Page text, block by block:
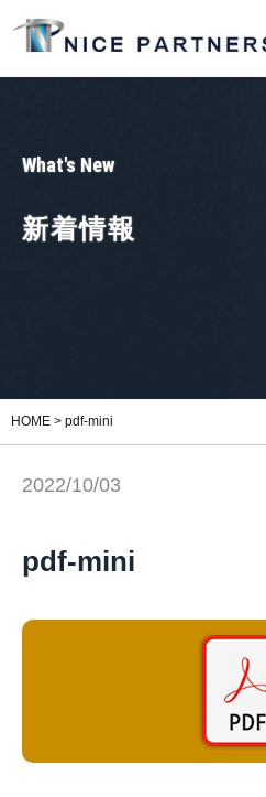
What's New
新着情報
HOME > pdf-mini
2022/10/03
pdf-mini